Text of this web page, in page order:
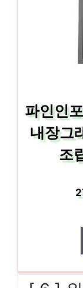
파인인
내장그
조